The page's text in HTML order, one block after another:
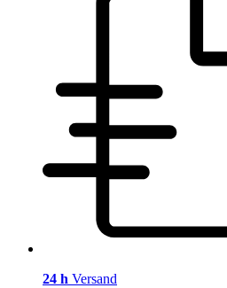
24 h Versand